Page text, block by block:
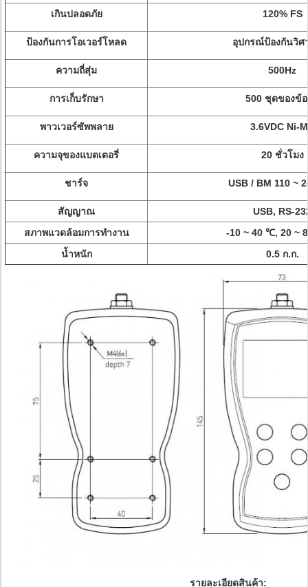
เกินปลอดภัย 120% FS
ป้องกันการโอเวอร์โหลด อุปกรณ์ป้องกันวิศ
ความถี่สุ่ม 500Hz
การเก็บรักษา 500 ชุดของข้
พาวเวอร์ซัพพลาย 3.6VDC Ni-
ความจุของแบตเตอรี่ 20 ชั่วโมง
ชาร์จ USB / BM 110 ~
สัญญาณ
USB, RS-
สภาพแวดล้อมการทำงาน
-10 ~ 40 ℃, 20 ~
น้ำหนัก
0.5 ก.ก.
รายละเอียดสินค้า: